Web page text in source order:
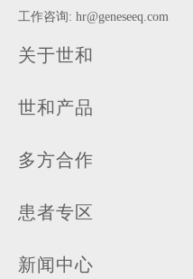
工作咨询: hr@geneseeq.com
关于世和
世和产品
多方合作
患者专区
新闻中心